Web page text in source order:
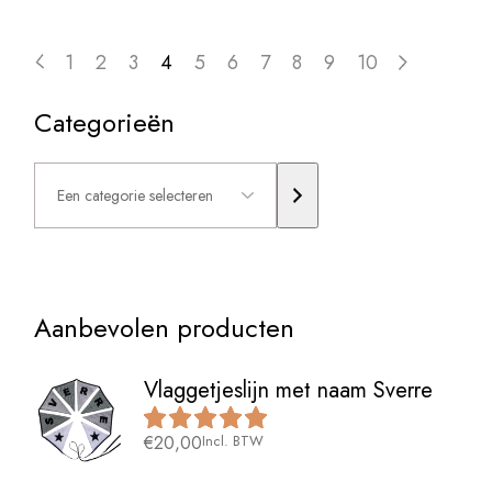
1 2 3 4 5 6 7 8 9 10
Categorieën
Een
categorie
selecteren
Aanbevolen producten
Vlaggetjeslijn met naam Sverre
€20,00Incl. BTW